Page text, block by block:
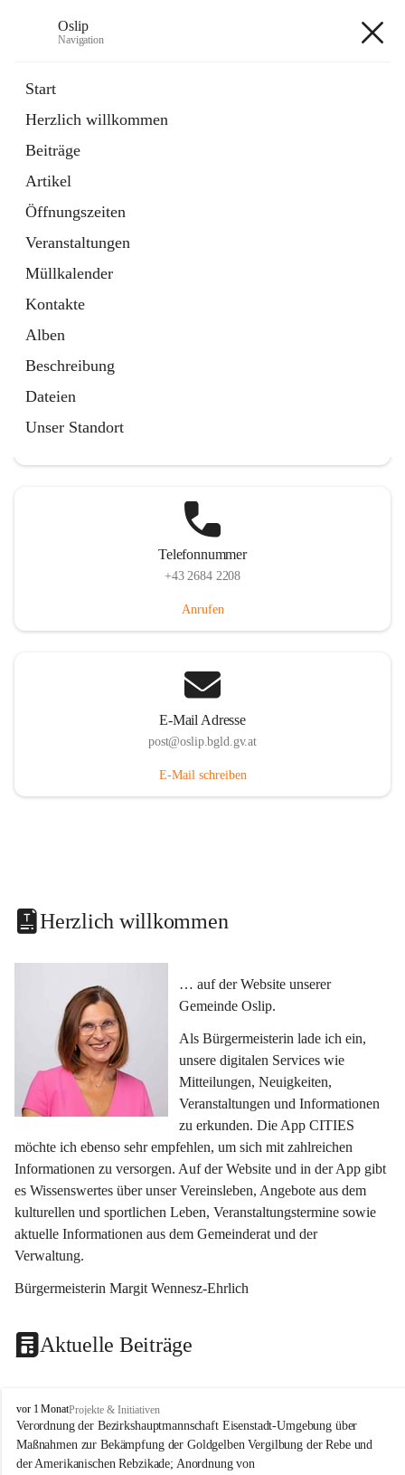
Oslip
Navigation
Start
Herzlich willkommen
Beiträge
Artikel
Öffnungszeiten
Veranstaltungen
Müllkalender
Kontakte
Alben
Beschreibung
Dateien
Unser Standort
Externe Webseite
in
Tab
Bundeskanzleramt Österreich
Externe Webseite
öffnet
in
neuem
Tab
Telefonnummer
+43 2684 2208
Anrufen
E-Mail Adresse
post@oslip.bgld.gv.at
E-Mail schreiben
Herzlich willkommen
… auf der Website unserer
Gemeinde Oslip.
Als Bürgermeisterin lade ich ein,
unsere digitalen Services wie
Mitteilungen, Neuigkeiten,
Veranstaltungen und Informationen
zu erkunden. Die App CITIES
möchte ich ebenso sehr empfehlen, um sich mit zahlreichen
Informationen zu versorgen. Auf der Website und in der App gibt
es Wissenswertes über unser Vereinsleben, Angebote aus dem
kulturellen und sportlichen Leben, Veranstaltungstermine sowie
aktuelle Informationen aus dem Gemeinderat und der
Verwaltung.
Bürgermeisterin Margit Wennesz-Ehrlich
Aktuelle Beiträge
O
s
l
i
vor 1 MonatProjekte & Initiativen
Verordnung der Bezirkshauptmannschaft Eisenstadt-Umgebung über
Maßnahmen zur Bekämpfung der Goldgelben Vergilbung der Rebe und
der Amerikanischen Rebzikade; Anordnung von